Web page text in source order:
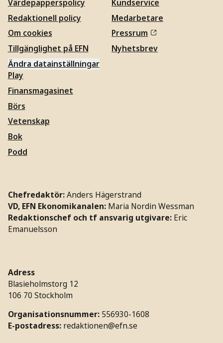
Värdepapperspolicy
Redaktionell policy
Om cookies
Tillgänglighet på EFN
Ändra datainställningar
Kundservice
Medarbetare
Pressrum
Nyhetsbrev
Play
Finansmagasinet
Börs
Vetenskap
Bok
Podd
Chefredaktör:Anders Hägerstrand
VD, EFN Ekonomikanalen: Maria Nordin Wessman
Redaktionschef och tf ansvarig utgivare: Eric
Emanuelsson
Adress
Blasieholmstorg 12
106 70 Stockholm
Organisationsnummer: 556930-1608
E-postadress: redaktionen@efn.se